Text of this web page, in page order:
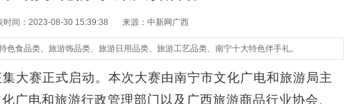
时间：2023-08-30 15:39:38 来源：中新网广西
色食品类、旅游饰品类、旅游日用品类、旅游工艺品类、南宁十大特色伴手礼。
赛正式启动。本次大赛由南宁市文化广电和旅游局主
广电和旅游行政管理部门以及广西旅游商品行业协会、